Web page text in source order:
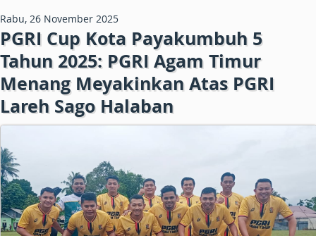
Rabu, 26 November 2025
PGRI Cup Kota Payakumbuh 5
Tahun 2025: PGRI Agam Timur
Menang Meyakinkan Atas PGRI
Lareh Sago Halaban